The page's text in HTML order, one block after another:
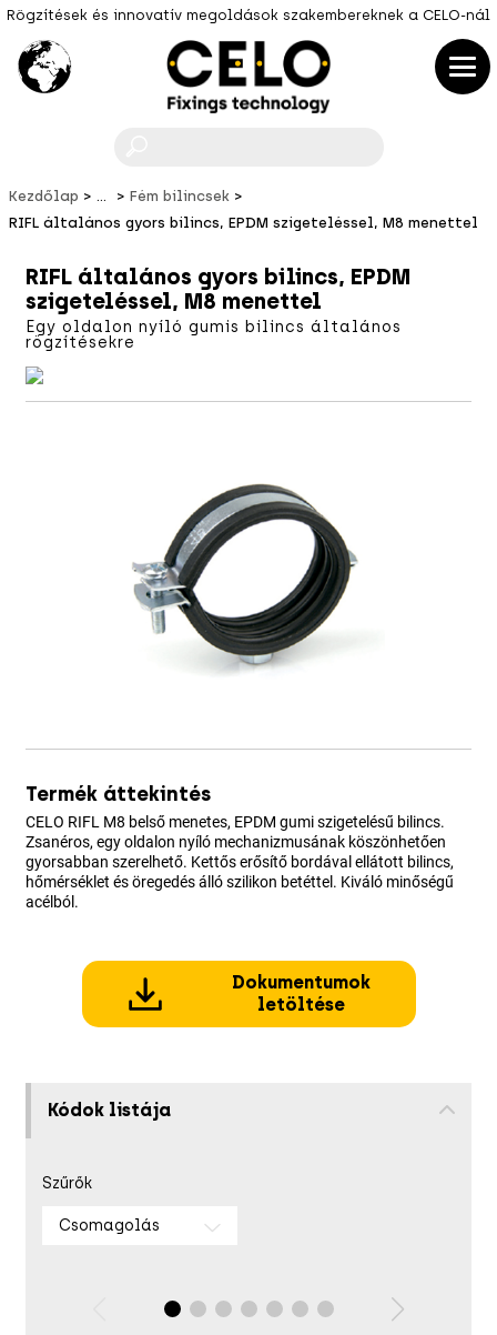
Rögzítések és innovatív megoldások szakembereknek a CELO-nál
Kezdőlap ...
Fém bilincsek
RIFL általános gyors bilincs, EPDM szigeteléssel, M8 menettel
RIFL általános gyors bilincs, EPDM
szigeteléssel, M8 menettel
Egy oldalon nyíló gumis bilincs általános
rögzítésekre
Termék áttekintés
CELO RIFL M8 belső menetes, EPDM gumi szigetelésű bilincs.
Zsanéros, egy oldalon nyíló mechanizmusának köszönhetően
gyorsabban szerelhető. Kettős erősítő bordával ellátott bilincs,
hőmérséklet és öregedés álló szilikon betéttel. Kiváló minőségű
acélból.
Dokumentumok
letöltése
Kódok listája
Szűrők
Csomagolás